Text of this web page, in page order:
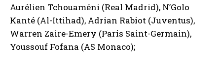
Aurélien Tchouaméni (Real Madrid), N’Golo
Kanté (Al-Ittihad), Adrian Rabiot (Juventus),
Warren Zaire-Emery (Paris Saint-Germain),
Youssouf Fofana (AS Monaco);